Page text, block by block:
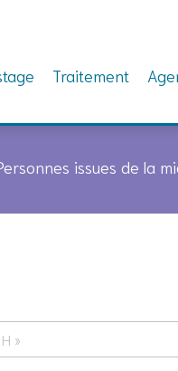
Traitement
issues de la